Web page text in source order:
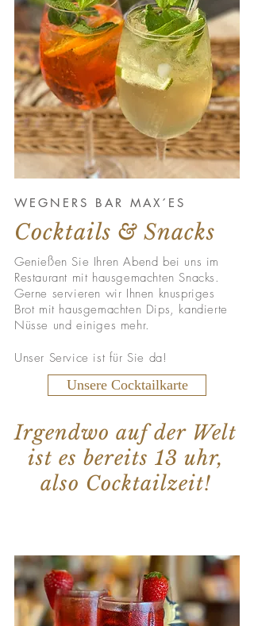
WEGNERS BAR MAX´ES
Cocktails & Snacks
Genießen Sie Ihren Abend bei uns im
Restaurant mit hausgemachten Snacks.
Gerne servieren wir Ihnen knuspriges
Brot mit hausgemachten Dips, kandierte
Nüsse und einiges mehr.
Unser Service ist für Sie da!
Unsere Cocktailkarte
Irgendwo auf der Welt
ist es bereits 13 uhr,
also Cocktailzeit!